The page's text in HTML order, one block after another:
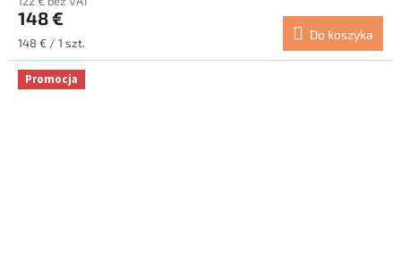
produktu
wynosi
5.0
5
gwiazdek.
148 €
Cena
jednostkowa:
148 € / 1 szt.
Do koszyka
Promocja